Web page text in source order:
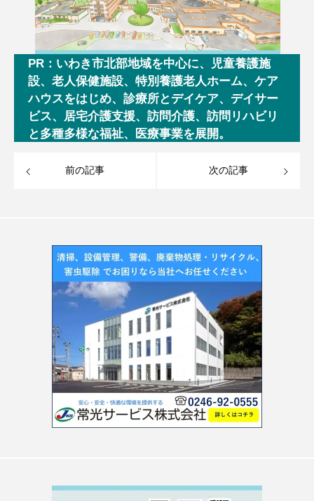
PR：いわき市北部地域を中心に、児童養護施
設、老人保健施設、特別養護老人ホーム、ケア
ハウスをはじめ、診療所とデイケア、デイサー
ビス、居宅介護支援、訪問介護、訪問リハビリ
と多種多様な福祉、医療事業を展開。
前の記事 次の記事